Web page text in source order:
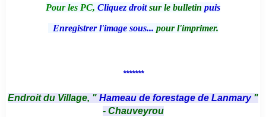
Pour les PC, Cliquez droitsur le bulletin puis
Enregistrer l'image sous... pour l'imprimer.
*******
Endroit du Village, " Hameau de forestage de Lanmary "
- Chauveyrou